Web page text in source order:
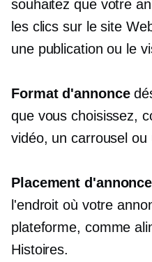
souhaitez que votre
les clics sur le site
une publication ou le
Format d'annonce
que vous choisissez,
vidéo, un carrousel ou
Placement
l'endroit où votre
plateforme, comme
Histoires.